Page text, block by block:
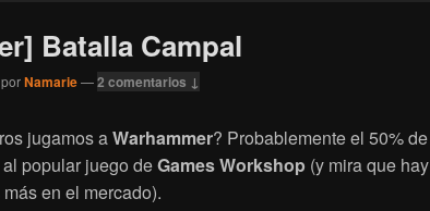
Batalla Campal
porNamarie—2 comentarios ↓
jugamos aWarhammer? Probablemente el 50% de
popular juego deGames Workshop (y mira que hay
en el mercado).